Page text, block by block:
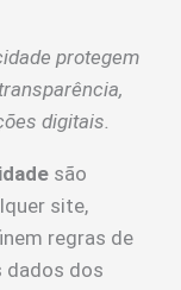
protegem
digitais.
são
site,
regras de
dados dos